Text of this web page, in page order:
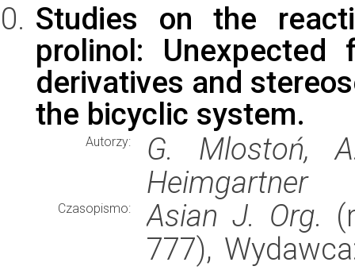
Studies on the
prolinol: Unexpected
derivatives and
the bicyclic system.
Autorzy:
G. Mlostoń,
Heimgartner
Czasopismo: Asian J. Org.
777),